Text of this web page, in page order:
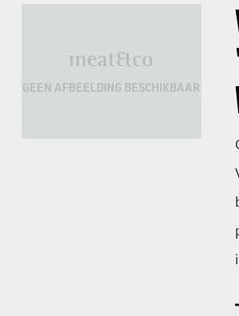
meat&co
GEEN AFBEELDING BESCHIKBAAR